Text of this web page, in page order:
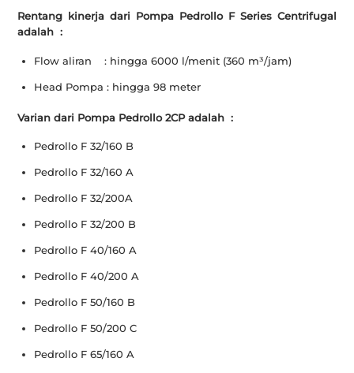
Rentang kinerja dari Pompa Pedrollo F Series Centrifugal
adalah :
Flow aliran : hingga 6000 l/menit (360 m³/jam)
Head Pompa : hingga 98 meter
Varian dari Pompa Pedrollo 2CP adalah :
Pedrollo F 32/160 B
Pedrollo F 32/160 A
Pedrollo F 32/200A
Pedrollo F 32/200 B
Pedrollo F 40/160 A
Pedrollo F 40/200 A
Pedrollo F 50/160 B
Pedrollo F 50/200 C
Pedrollo F 65/160 A